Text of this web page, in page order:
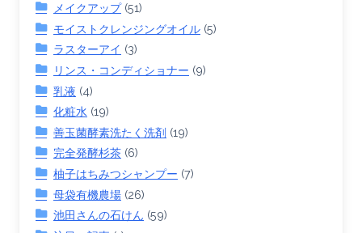
メイクアップ(51)
モイストクレンジングオイル (5)
ラスターアイ (3)
リンス・コンディショナー (9)
乳液 (4)
化粧水 (19)
善玉菌酵素洗たく洗剤 (19)
完全発酵杉茶 (6)
柚子はちみつシャンプー (7)
母袋有機農場 (26)
池田さんの石けん (59)